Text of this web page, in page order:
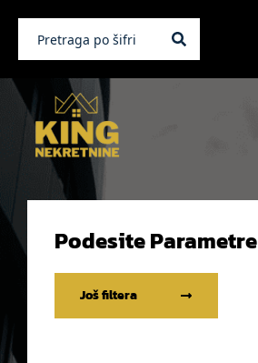
Podesite Parametre
Još filtera